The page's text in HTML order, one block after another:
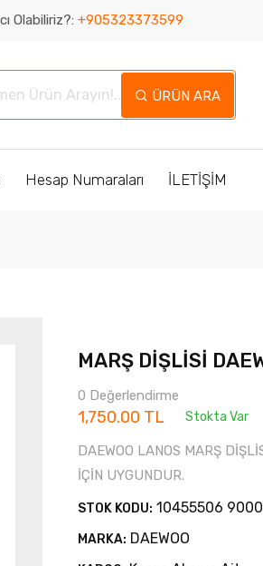
Olabiliriz?: +905323373599
ÜRÜN ARA
Hesap Numaraları İLETİŞİM
MARŞ DİŞLİSİ
0 Değerlendirme
1,750.00 TL Stokta Var
DAEWOO LANOS MARŞ
İÇİN UYGUNDUR.
STOK KODU: 10455506
MARKA: DAEWOO